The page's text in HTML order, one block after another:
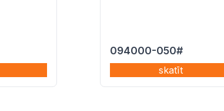
094000-050#
skatīt